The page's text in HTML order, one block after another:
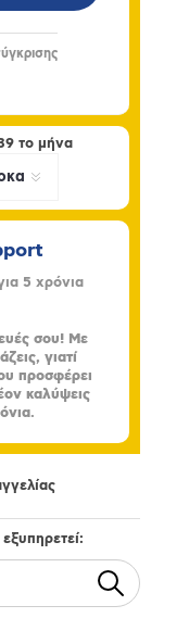
το μήνα
5 χρόνια
σου! Με
γιατί
προσφέρει
καλύψεις